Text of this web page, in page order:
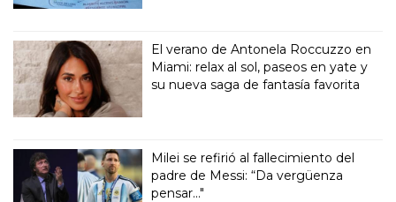
El verano de Antonela Roccuzzo en
Miami: relax al sol, paseos en yate y
su nueva saga de fantasía favorita
Milei se refirió al fallecimiento del
padre de Messi: “Da vergüenza
pensar..."